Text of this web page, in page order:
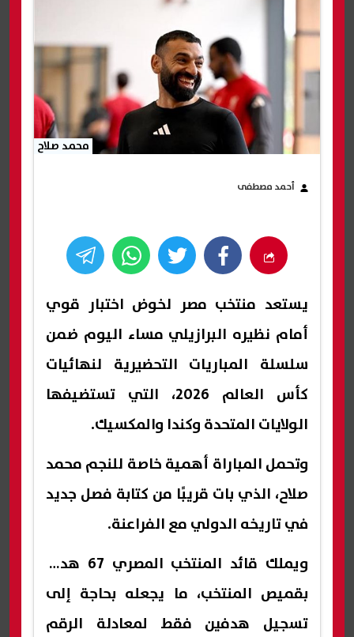
محمد صلاح
أحمد مصطفى
يستعد منتخب مصر لخوض اختبار قوي
أمام نظيره البرازيلي مساء اليوم ضمن
سلسلة المباريات التحضيرية لنهائيات
كأس العالم 2026، التي تستضيفها
الولايات المتحدة وكندا والمكسيك.
وتحمل المباراة أهمية خاصة للنجم محمد
صلاح، الذي بات قريبًا من كتابة فصل جديد
في تاريخه الدولي مع الفراعنة.
ويملك قائد المنتخب المصري 67 هدفًا
بقميص المنتخب، ما يجعله بحاجة إلى
تسجيل هدفين فقط لمعادلة الرقم